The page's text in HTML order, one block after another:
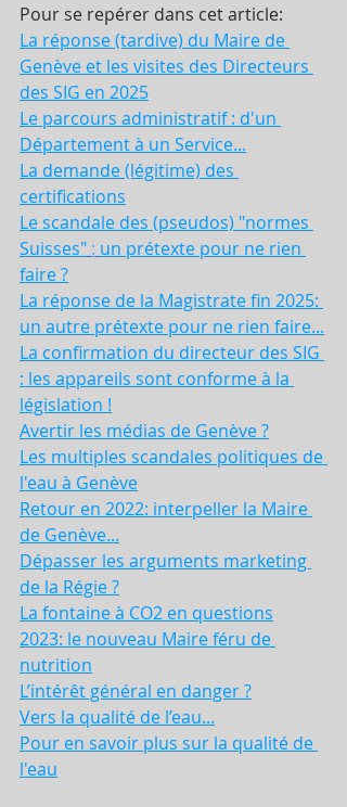
Pour se repérer dans cet article:
La réponse (tardive) du Maire de
Genève et les visites des Directeurs
des SIG en 2025
Le parcours administratif : d'un
Département à un Service...
La demande (légitime) des
certifications
Le scandale des (pseudos) "normes
Suisses" : un prétexte pour ne rien
faire ?
La réponse de la Magistrate fin 2025:
un autre prétexte pour ne rien faire...
La confirmation du directeur des SIG
: les appareils sont conforme à la
législation !
Avertir les médias de Genève ?
Les multiples scandales politiques de
l'eau à Genève
Retour en 2022: interpeller la Maire
de Genève...
Dépasser les arguments marketing
de la Régie ?
La fontaine à CO2 en questions
2023: le nouveau Maire féru de
nutrition
L’intérêt général en danger ?
Vers la qualité de l’eau...
Pour en savoir plus sur la qualité de
l'eau